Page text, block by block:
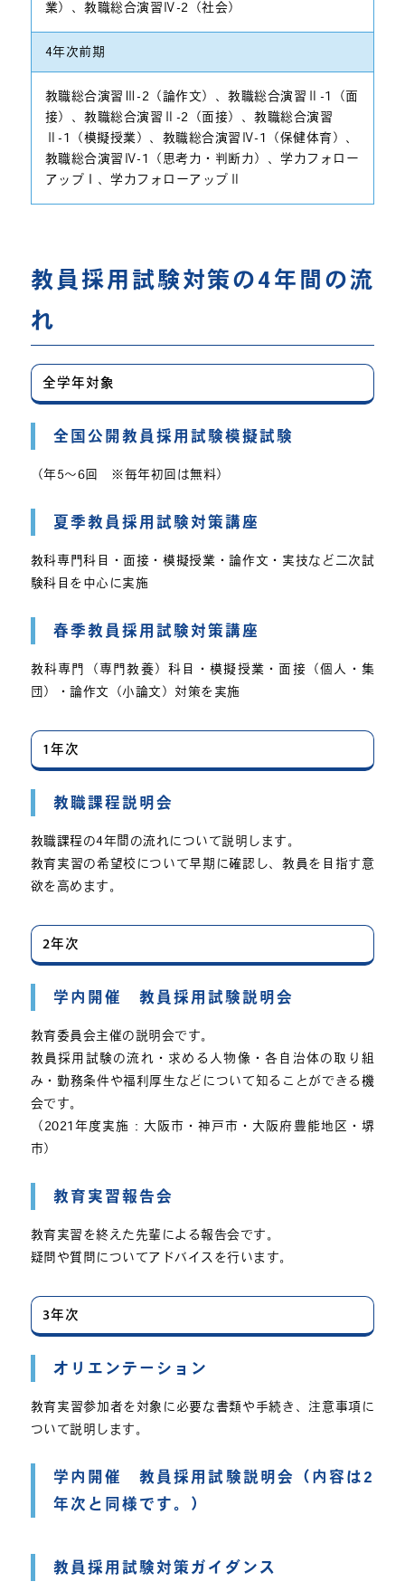
業）、教職総合演習Ⅳ-2（社会）
4年次前期
教職総合演習Ⅲ-2（論作文）、教職総合演習Ⅱ-1（面
接）、教職総合演習Ⅱ-2（面接）、教職総合演習
Ⅱ-1（模擬授業）、教職総合演習Ⅳ-1（保健体育）、
教職総合演習Ⅳ-1（思考力・判断力）、学力フォロー
アップⅠ、学力フォローアップⅡ
教員採用試験対策の4年間の流
れ
全学年対象
全国公開教員採用試験模擬試験
（年5～6回 ※毎年初回は無料）
夏季教員採用試験対策講座
教科専門科目・面接・模擬授業・論作文・実技など二次試
験科目を中心に実施
春季教員採用試験対策講座
教科専門（専門教養）科目・模擬授業・面接（個人・集
団）・論作文（小論文）対策を実施
1年次
教職課程説明会
教職課程の4年間の流れについて説明します。
教育実習の希望校について早期に確認し、教員を目指す意
欲を高めます。
2年次
学内開催 教員採用試験説明会
教育委員会主催の説明会です。
教員採用試験の流れ・求める人物像・各自治体の取り組
み・勤務条件や福利厚生などについて知ることができる機
会です。
（2021年度実施：大阪市・神戸市・大阪府豊能地区・堺
市）
教育実習報告会
教育実習を終えた先輩による報告会です。
疑問や質問についてアドバイスを行います。
3年次
オリエンテーション
教育実習参加者を対象に必要な書類や手続き、注意事項に
ついて説明します。
学内開催 教員採用試験説明会（内容は2
年次と同様です。）
教員採用試験対策ガイダンス